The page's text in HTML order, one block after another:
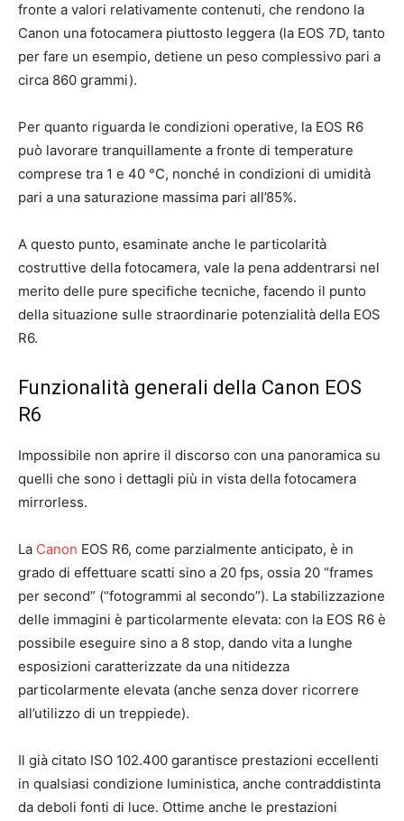
fronte a valori relativamente contenuti, che rendono la
Canon una fotocamera piuttosto leggera (la EOS 7D, tanto
per fare un esempio, detiene un peso complessivo pari a
circa 860 grammi).
Per quanto riguarda le condizioni operative, la EOS R6
può lavorare tranquillamente a fronte di temperature
comprese tra 1 e 40 °C, nonché in condizioni di umidità
pari a una saturazione massima pari all’85%.
A questo punto, esaminate anche le particolarità
costruttive della fotocamera, vale la pena addentrarsi nel
merito delle pure specifiche tecniche, facendo il punto
della situazione sulle straordinarie potenzialità della EOS
R6.
Funzionalità generali della Canon EOS
R6
Impossibile non aprire il discorso con una panoramica su
quelli che sono i dettagli più in vista della fotocamera
mirrorless.
La Canon EOS R6, come parzialmente anticipato, è in
grado di effettuare scatti sino a 20 fps, ossia 20 “frames
per second” (“fotogrammi al secondo”). La stabilizzazione
delle immagini è particolarmente elevata: con la EOS R6 è
possibile eseguire sino a 8 stop, dando vita a lunghe
esposizioni caratterizzate da una nitidezza
particolarmente elevata (anche senza dover ricorrere
all’utilizzo di un treppiede).
Il già citato ISO 102.400 garantisce prestazioni eccellenti
in qualsiasi condizione luministica, anche contraddistinta
da deboli fonti di luce. Ottime anche le prestazioni